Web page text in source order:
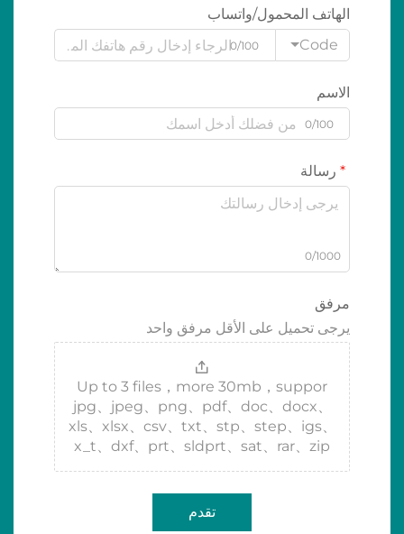
الهاتف المحمول/واتساب
Code
0/100
الاسم
0/100
رسالة
0/1000
مرفق
يرجى تحميل على الأقل مرفق واحد
Up to 3 files，more 30mb，suppor
jpg、jpeg、png、pdf、doc、docx、
xls、xlsx、csv、txt、stp、step、igs、
x_t、dxf、prt、sldprt、sat、rar、zip
تقدم